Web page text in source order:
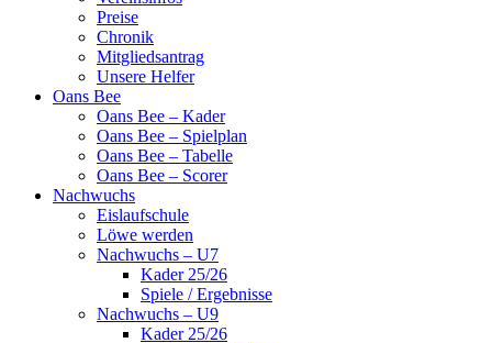
Preise
Chronik
Mitgliedsantrag
Unsere Helfer
Oans Bee
Oans Bee – Kader
Oans Bee – Spielplan
Oans Bee – Tabelle
Oans Bee – Scorer
Nachwuchs
Eislaufschule
Löwe werden
Nachwuchs – U7
Kader 25/26
Spiele / Ergebnisse
Nachwuchs – U9
Kader 25/26